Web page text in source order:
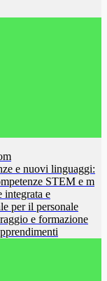
e nuovi linguaggi:
STEM e m
e
per il personale
e formazione